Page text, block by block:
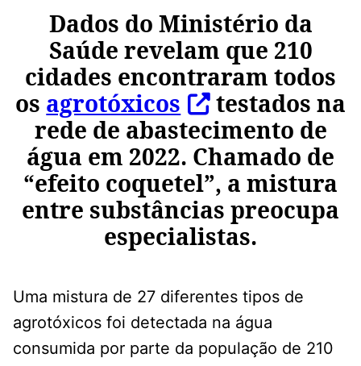
Dados do Ministério da
Saúde revelam que 210
cidades encontraram todos
os agrotóxicos
testados na
rede de abastecimento de
água em 2022. Chamado de
“efeito coquetel”, a mistura
entre substâncias preocupa
especialistas.
Uma mistura de 27 diferentes tipos de
agrotóxicos foi detectada na água
consumida por parte da população de 210